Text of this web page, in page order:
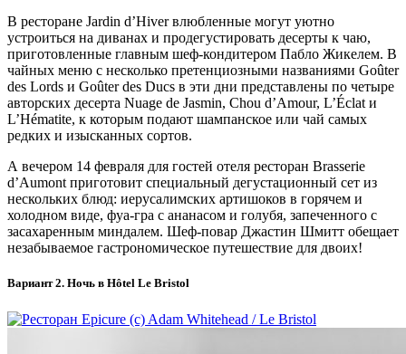
В ресторане Jardin d’Hiver влюбленные могут уютно
устроиться на диванах и продегустировать десерты к чаю,
приготовленные главным шеф-кондитером Пабло Жикелем. В
чайных меню с несколько претенциозными названиями Goûter
des Lords и Goûter des Ducs в эти дни представлены по четыре
авторских десерта Nuage de Jasmin, Chou d’Amour, L’Éclat и
L’Hématite, к которым подают шампанское или чай самых
редких и изысканных сортов.
А вечером 14 февраля для гостей отеля ресторан Brasserie
d’Aumont приготовит специальный дегустационный сет из
нескольких блюд: иерусалимских артишоков в горячем и
холодном виде, фуа-гра c ананасом и голубя, запеченного с
засахаренным миндалем. Шеф-повар Джастин Шмитт обещает
незабываемое гастрономическое путешествие для двоих!
Вариант 2. Ночь в Hôtel Le Bristol